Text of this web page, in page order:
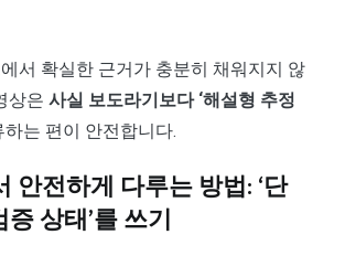
서 확실한 근거가 충분히 채워지지 않
상은 사실 보도라기보다 ‘해설형 추정
하는 편이 안전합니다.
안전하게 다루는 방법: ‘단
증 상태’를 쓰기